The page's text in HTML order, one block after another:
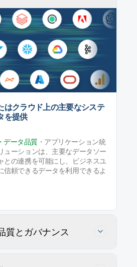
はクラウド上の主要なシステ
を提供
データ品質・アプリケーション統
ューションは、主要なデータソー
との連携を可能にし、ビジネスユ
信頼できるデータを利用できるよ
質とガバナンス